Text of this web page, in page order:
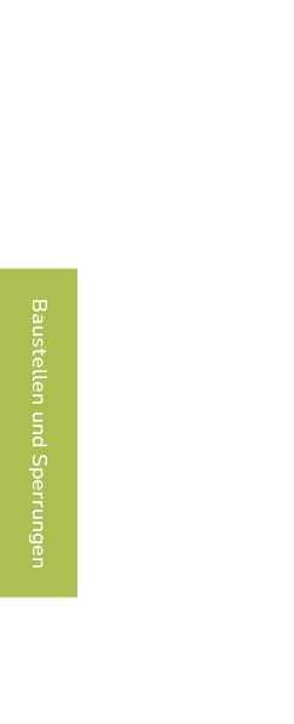
Baustellen und Sperrungen